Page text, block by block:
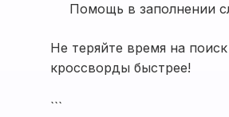
Помощь в заполнении
Не теряйте время на
кроссворды быстрее!
```